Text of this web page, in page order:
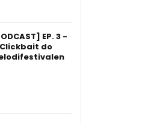
EP. 3 -
do